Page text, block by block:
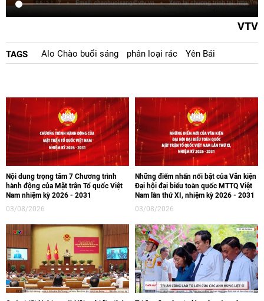
VTV
TAGS Alo Chào buổi sáng phân loại rác Yên Bái
Nội dung trọng tâm 7 Chương trình
hành động của Mặt trận Tổ quốc Việt
Nam nhiệm kỳ 2026 - 2031
03/08/2026
Những điểm nhấn nổi bật của Văn kiện
Đại hội đại biểu toàn quốc MTTQ Việt
Nam lần thứ XI, nhiệm kỳ 2026 - 2031
03/08/2026